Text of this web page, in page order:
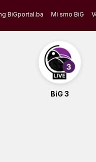
BiGportal.ba Mi smo BiG
BiG 3